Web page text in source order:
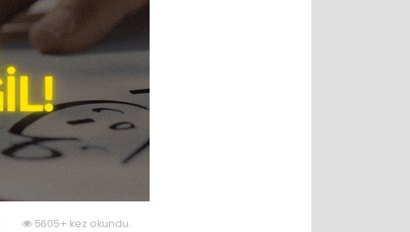
5605+ kez okundu.